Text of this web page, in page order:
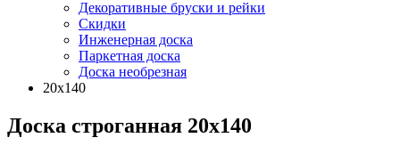
Декоративные бруски и рейки
Скидки
Инженерная доска
Паркетная доска
Доска необрезная
20х140
Доска строганная 20х140